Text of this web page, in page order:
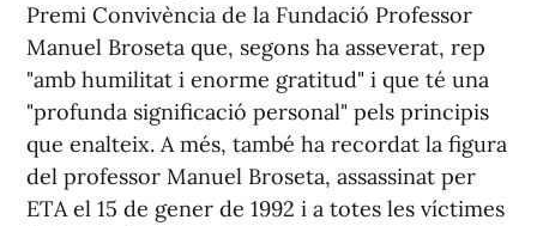
Premi Convivència de la Fundació Professor
Manuel Broseta que, segons ha asseverat, rep
"amb humilitat i enorme gratitud" i que té una
"profunda significació personal" pels principis
que enalteix. A més, també ha recordat la figura
del professor Manuel Broseta, assassinat per
ETA el 15 de gener de 1992 i a totes les víctimes